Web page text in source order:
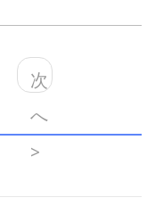
次
へ
>